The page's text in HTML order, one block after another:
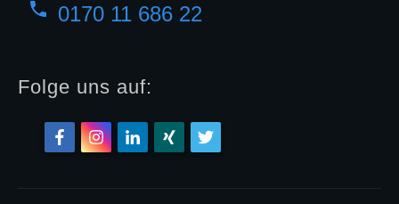
0170 11 686 22
Folge uns auf: